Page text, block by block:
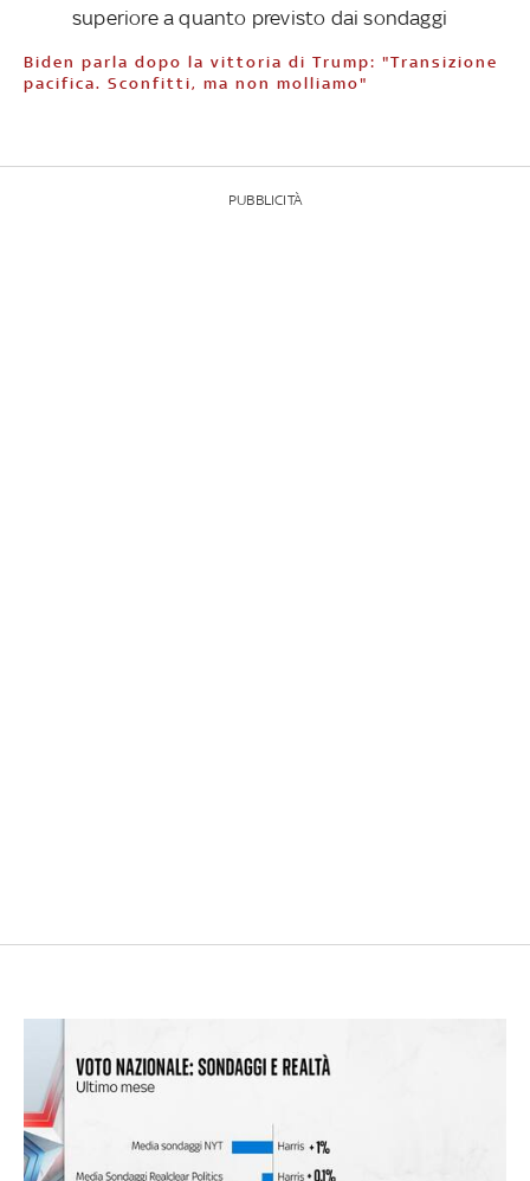
superiore a quanto previsto dai sondaggi
Biden parla dopo la vittoria di Trump: "Transizione
pacifica. Sconfitti, ma non molliamo"
PUBBLICITÀ